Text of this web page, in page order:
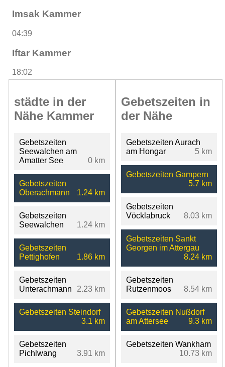
Imsak Kammer
04:39
Iftar Kammer
18:02
städte in der
Nähe Kammer
Gebetszeiten
Seewalchen am
Amatter See
0 km
Gebetszeiten
Oberachmann
1.24 km
Gebetszeiten
Seewalchen
1.24 km
Gebetszeiten
Pettighofen
1.86 km
Gebetszeiten
Unterachmann
2.23 km
Gebetszeiten Steindorf
3.1 km
Gebetszeiten
Pichlwang
3.91 km
Gebetszeiten in
der Nähe
Gebetszeiten Aurach
am Hongar
5 km
Gebetszeiten Gampern
5.7 km
Gebetszeiten
Vöcklabruck
8.03 km
Gebetszeiten Sankt
Georgen im Attergau
8.24 km
Gebetszeiten
Rutzenmoos
8.54 km
Gebetszeiten Nußdorf
am Attersee
9.3 km
Gebetszeiten Wankham
10.73 km